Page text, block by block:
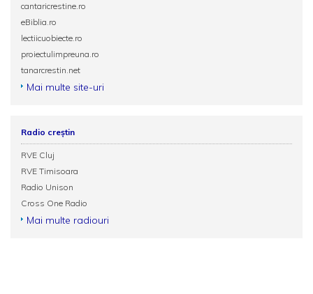
cantaricrestine.ro
eBiblia.ro
lectiicuobiecte.ro
proiectulimpreuna.ro
tanarcrestin.net
Mai multe site-uri
Radio creștin
RVE Cluj
RVE Timisoara
Radio Unison
Cross One Radio
Mai multe radiouri